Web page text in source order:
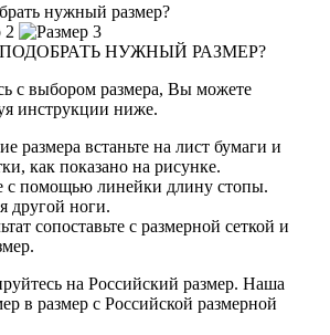
нужный размер?
НУЖНЫЙ РАЗМЕР?
с выбором размера, Вы можете
инструкции ниже.
размера встаньте на лист бумаги и
как показано на рисунке.
с помощью линейки длину стопы.
другой ноги.
сопоставьте с размерной сеткой и
на Российский размер. Наша
в размер с Российской размерной